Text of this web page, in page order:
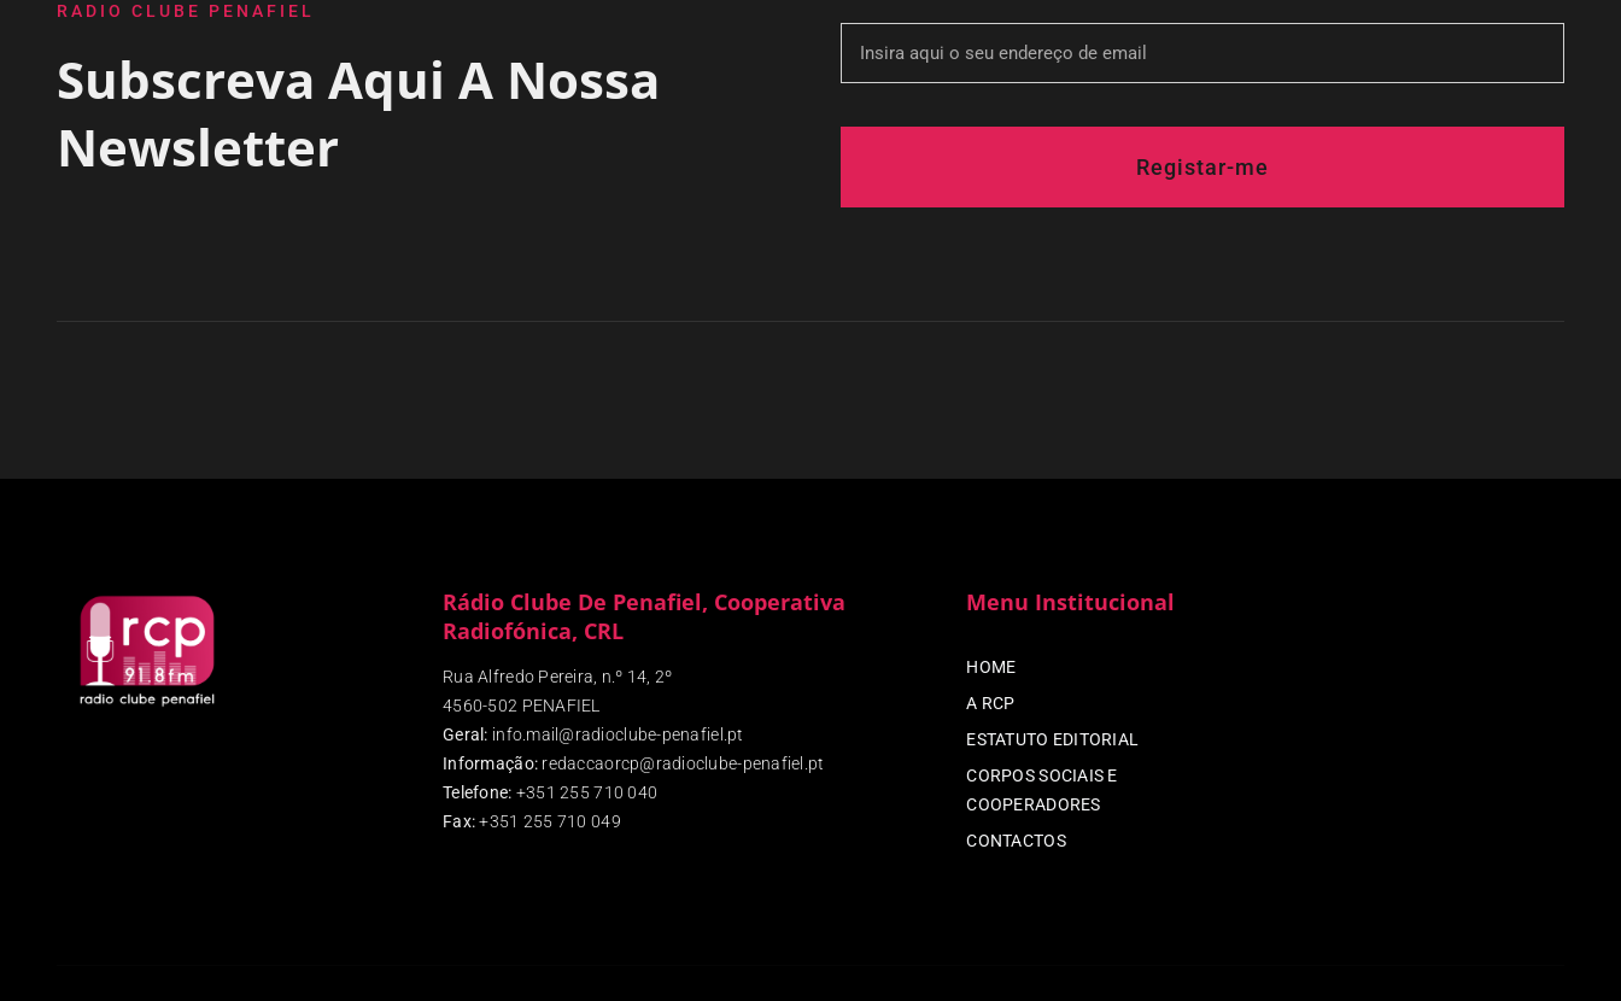
RADIO CLUBE PENAFIEL
Subscreva Aqui A Nossa
Newsletter
Registar-me
Rádio Clube De Penafiel, Cooperativa
Radiofónica, CRL
Rua Alfredo Pereira, n.º 14, 2º
4560-502 PENAFIEL
Geral: info.mail@radioclube-penafiel.pt
Informação: redaccaorcp@radioclube-penafiel.pt
Telefone: +351 255 710 040
Fax:+351 255 710 049
Menu Institucional
HOME
A RCP
ESTATUTO EDITORIAL
CORPOS SOCIAIS E
COOPERADORES
CONTACTOS